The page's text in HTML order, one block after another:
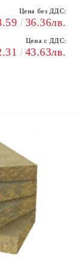
Цена без ДДС:
36.36лв.
Цена с ДДС:
43.63лв.